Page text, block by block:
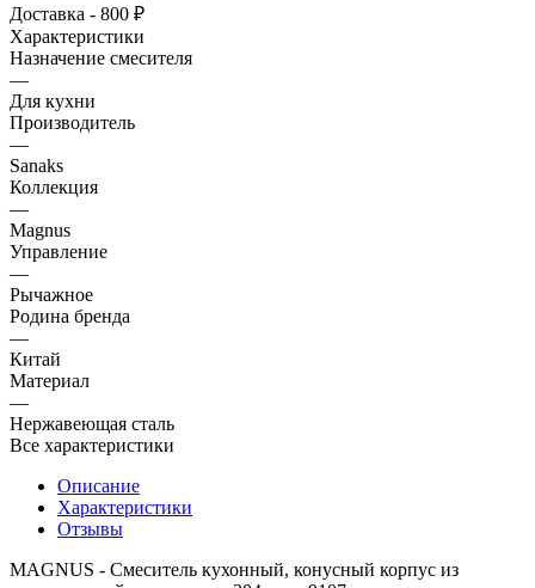
Доставка - 800 ₽
Характеристики
Назначение смесителя
—
Для кухни
Производитель
—
Sanaks
Коллекция
—
Magnus
Управление
—
Рычажное
Родина бренда
—
Китай
Материал
—
Нержавеющая сталь
Все характеристики
Описание
Характеристики
Отзывы
MAGNUS - Смеситель кухонный, конусный корпус из